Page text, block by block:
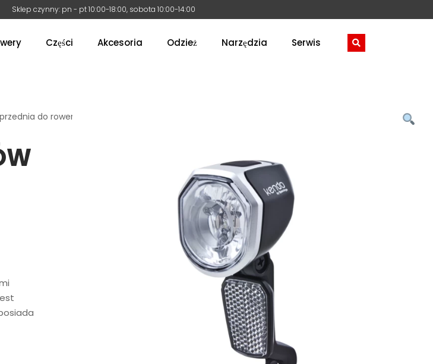
Sklep czynny: pn - pt 10:00-18:00, sobota 10:00-14:00
Części Akcesoria Odzież Narzędzia Serwis
do rowerów elektrycznych Spanninga Kendo XE+